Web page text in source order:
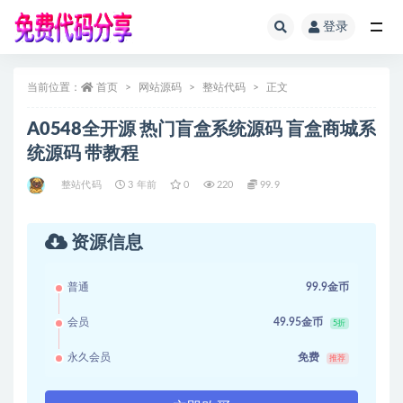
登录
当前位置： 首页 网站源码 整站代码 正文
A0548全开源 热门盲盒系统源码 盲盒商城系
统源码 带教程
整站代码 3 年前 0 220 99.9
资源信息
普通 99.9金币
会员 49.95金币 5折
永久会员 免费 推荐